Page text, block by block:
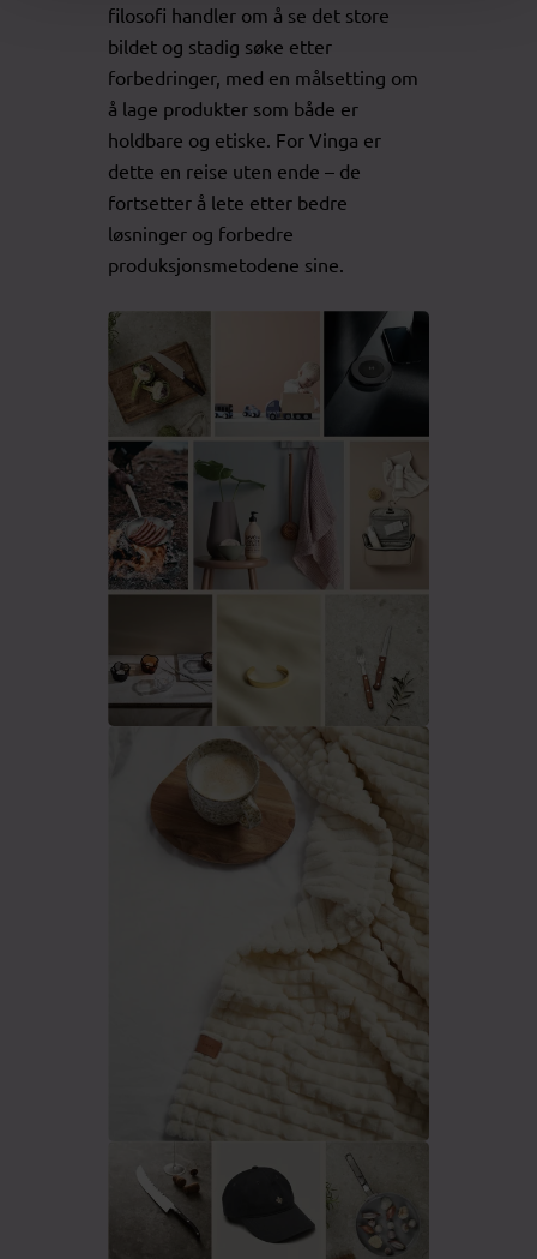
filosofi handler om å se det store
bildet og stadig søke etter
forbedringer, med en målsetting om
å lage produkter som både er
holdbare og etiske. For Vinga er
dette en reise uten ende – de
fortsetter å lete etter bedre
løsninger og forbedre
produksjonsmetodene sine.